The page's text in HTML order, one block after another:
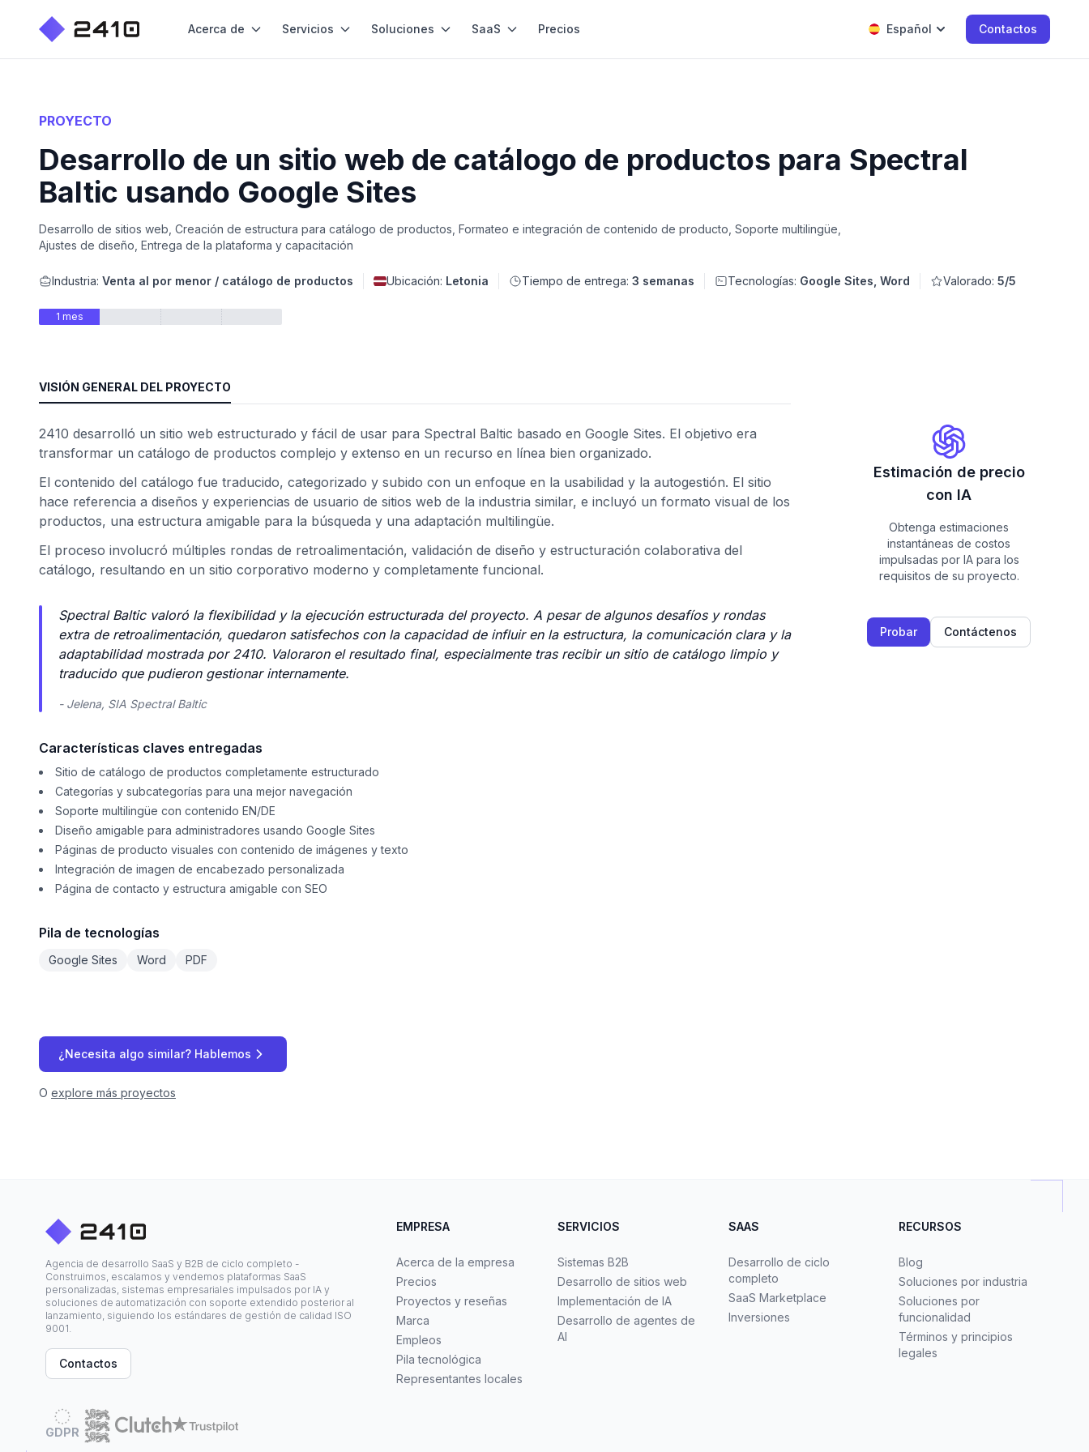
Acerca de Servicios Soluciones SaaS Precios Español Contactos
PROYECTO
Desarrollo de un sitio web de catálogo de productos para Spectral
Baltic usando Google Sites
Desarrollo de sitios web, Creación de estructura para catálogo de productos, Formateo e integración de contenido de producto, Soporte multilingüe,
Ajustes de diseño, Entrega de la plataforma y capacitación
Industria: Venta al por menor / catálogo de productos Ubicación: Letonia Tiempo de entrega: 3 semanas Tecnologías: Google Sites, Word Valorado: 5/5
1 mes
VISIÓN GENERAL DEL PROYECTO
2410 desarrolló un sitio web estructurado y fácil de usar para Spectral Baltic basado en Google Sites. El objetivo era
transformar un catálogo de productos complejo y extenso en un recurso en línea bien organizado.
El contenido del catálogo fue traducido, categorizado y subido con un enfoque en la usabilidad y la autogestión. El sitio
hace referencia a diseños y experiencias de usuario de sitios web de la industria similar, e incluyó un formato visual de los
productos, una estructura amigable para la búsqueda y una adaptación multilingüe.
El proceso involucró múltiples rondas de retroalimentación, validación de diseño y estructuración colaborativa del
catálogo, resultando en un sitio corporativo moderno y completamente funcional.
Spectral Baltic valoró la flexibilidad y la ejecución estructurada del proyecto. A pesar de algunos desafíos y rondas
extra de retroalimentación, quedaron satisfechos con la capacidad de influir en la estructura, la comunicación clara y la
adaptabilidad mostrada por 2410. Valoraron el resultado final, especialmente tras recibir un sitio de catálogo limpio y
traducido que pudieron gestionar internamente.
- Jelena, SIA Spectral Baltic
Características claves entregadas
Sitio de catálogo de productos completamente estructurado
Categorías y subcategorías para una mejor navegación
Soporte multilingüe con contenido EN/DE
Diseño amigable para administradores usando Google Sites
Páginas de producto visuales con contenido de imágenes y texto
Integración de imagen de encabezado personalizada
Página de contacto y estructura amigable con SEO
Pila de tecnologías
Google Sites Word PDF
Estimación de precio
con IA
Obtenga estimaciones
instantáneas de costos
impulsadas por IA para los
requisitos de su proyecto.
Probar Contáctenos
¿Necesita algo similar? Hablemos
O explore más proyectos
Agencia de desarrollo SaaS y B2B de ciclo completo -
Construimos, escalamos y vendemos plataformas SaaS
personalizadas, sistemas empresariales impulsados por IA y
soluciones de automatización con soporte extendido posterior al
lanzamiento, siguiendo los estándares de gestión de calidad ISO
9001.
Contactos
GDPR
EMPRESA
Acerca de la empresa
Precios
Proyectos y reseñas
Marca
Empleos
Pila tecnológica
Representantes locales
SERVICIOS
Sistemas B2B
Desarrollo de sitios web
Implementación de IA
Desarrollo de agentes de
AI
SAAS
Desarrollo de ciclo
completo
SaaS Marketplace
Inversiones
RECURSOS
Blog
Soluciones por industria
Soluciones por
funcionalidad
Términos y principios
legales